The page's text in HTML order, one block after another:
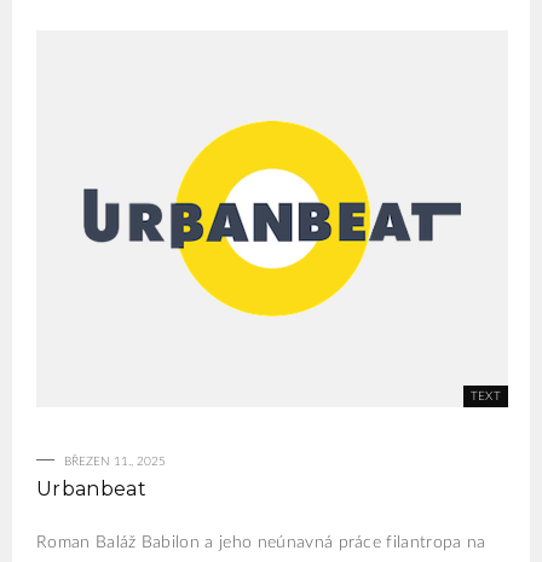
BŘEZEN 11., 2025
Urbanbeat
Roman Baláž Babilon a jeho neúnavná práce filantropa na